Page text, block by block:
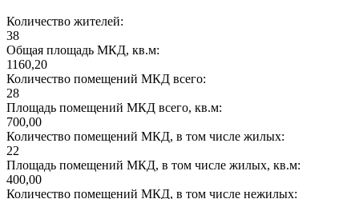
Количество жителей:
38
Общая площадь МКД, кв.м:
1160,20
Количество помещений МКД всего:
28
Площадь помещений МКД всего, кв.м:
700,00
Количество помещений МКД, в том числе жилых:
22
Площадь помещений МКД, в том числе жилых, кв.м:
400,00
Количество помещений МКД, в том числе нежилых: